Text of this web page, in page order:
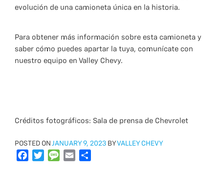
evolución de una camioneta única en la historia.
Para obtener más información sobre esta camioneta y
saber cómo puedes apartar la tuya, comunícate con
nuestro equipo en Valley Chevy.
Créditos fotográficos: Sala de prensa de Chevrolet
POSTED ON POSTED
ON
JANUARY 9, 2023 BYVALLEY CHEVY
M